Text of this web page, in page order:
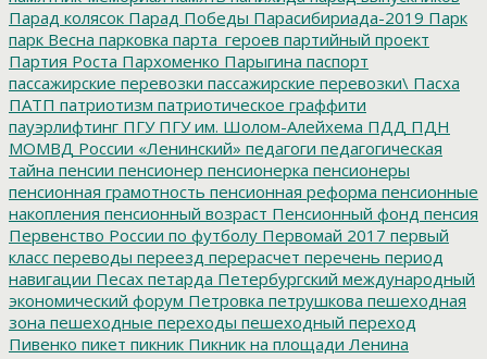
Парад колясок Парад Победы Парасибириада-2019 Парк
парк Весна парковка парта_героев партийный проект
Партия Роста Пархоменко Парыгина паспорт
пассажирские перевозки пассажирские перевозки\ Пасха
ПАТП патриотизм патриотическое граффити
пауэрлифтинг ПГУПГУ им. Шолом-Алейхема ПДД ПДН
МОМВД России «Ленинский» педагоги педагогическая
тайна пенсии пенсионер пенсионерка пенсионеры
пенсионная грамотность пенсионная реформа пенсионные
накопления пенсионный возраст Пенсионный фонд пенсия
Первенство России по футболу Первомай 2017 первый
класс переводы переезд перерасчет перечень период
навигации Песах петарда Петербургский международный
экономический форум Петровка петрушкова пешеходная
зона пешеходные переходы пешеходный переход
Пивенко пикет пикник Пикник на площади Ленина